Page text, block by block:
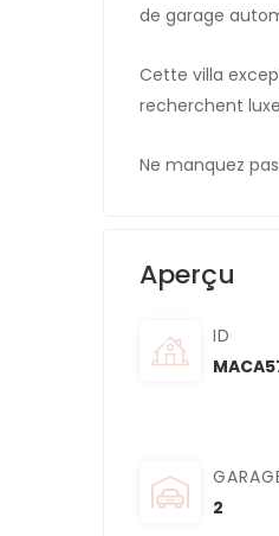
de garage
Cette villa
recherchent
Ne manquez
Aperçu
ID
2